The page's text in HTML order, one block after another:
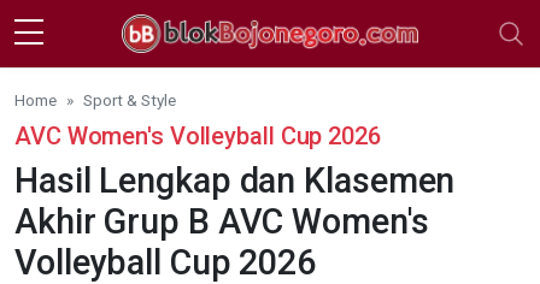
Skip to main content
Home Sport & Style
AVC Women's Volleyball Cup 2026
Hasil Lengkap dan Klasemen
Akhir Grup B AVC Women's
Volleyball Cup 2026